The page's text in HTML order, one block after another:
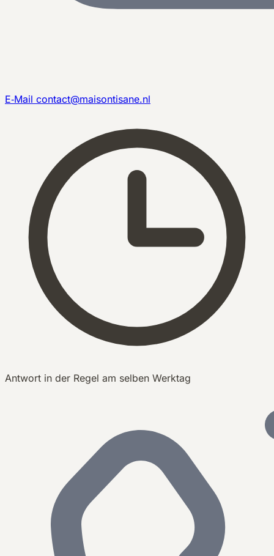
E‑Mail contact@maisontisane.nl
Antwort in der Regel am selben Werktag